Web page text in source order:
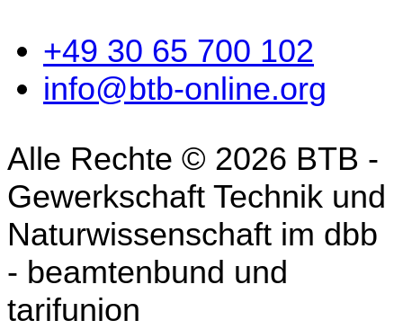
+49 30 65 700 102
info@btb-online.org
Alle Rechte © 2026 BTB -
Gewerkschaft Technik und
Naturwissenschaft im dbb
- beamtenbund und
tarifunion